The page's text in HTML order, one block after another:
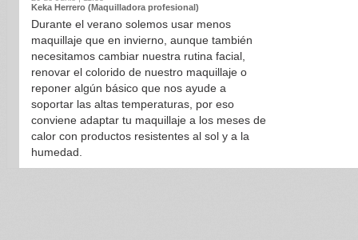
Keka Herrero (Maquilladora profesional)
Durante el verano solemos usar menos
maquillaje que en invierno, aunque también
necesitamos cambiar nuestra rutina facial,
renovar el colorido de nuestro maquillaje o
reponer algún básico que nos ayude a
soportar las altas temperaturas, por eso
conviene adaptar tu maquillaje a los meses de
calor con productos resistentes al sol y a la
humedad.